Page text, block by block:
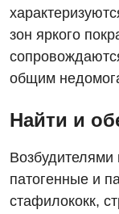
Мероприятия
Интернатура
Энциклопедия
Диагностика
зон яркого
общим
Найти и
патогенные и
стафилококк,